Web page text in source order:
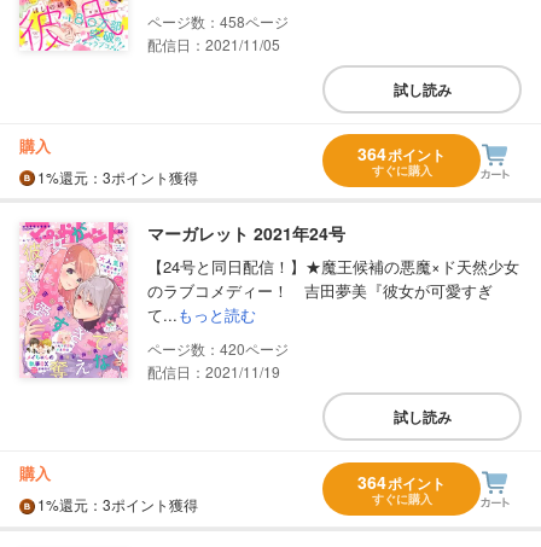
458
配信日：2021/11/05
試し読み
購入
1%還元 ：3ポイント獲得
364ポイント
すぐに購入
マーガレット 2021年24号
【24号と同日配信！】★魔王候補の悪魔×ド天然少女
のラブコメディー！ 吉田夢美『彼女が可愛すぎ
て...もっと読む
420
配信日：2021/11/19
試し読み
購入
1%還元 ：3ポイント獲得
364ポイント
すぐに購入